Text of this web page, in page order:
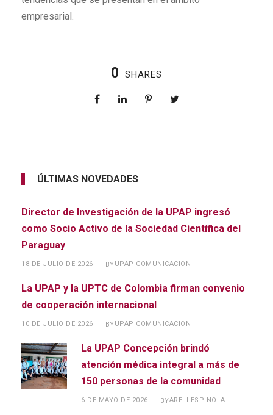
empresarial.
0 SHARES
ÚLTIMAS NOVEDADES
Director de Investigación de la UPAP ingresó
como Socio Activo de la Sociedad Científica del
Paraguay
18 DE JULIO DE 2026 BYUPAP COMUNICACION
La UPAP y la UPTC de Colombia firman convenio
de cooperación internacional
10 DE JULIO DE 2026 BYUPAP COMUNICACION
La UPAP Concepción brindó
atención médica integral a más de
150 personas de la comunidad
6 DE MAYO DE 2026 BYARELI ESPINOLA